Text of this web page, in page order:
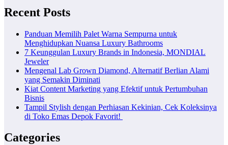
Recent Posts
Panduan Memilih Palet Warna Sempurna untuk
Menghidupkan Nuansa Luxury Bathrooms
7 Keunggulan Luxury Brands in Indonesia, MONDIAL
Jeweler
Mengenal Lab Grown Diamond, Alternatif Berlian Alami
yang Semakin Diminati
Kiat Content Marketing yang Efektif untuk Pertumbuhan
Bisnis
Tampil Stylish dengan Perhiasan Kekinian, Cek Koleksinya
di Toko Emas Depok Favorit!
Categories